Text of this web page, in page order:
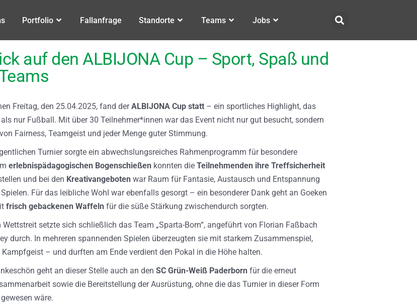
Portfolio Fallanfrage Standorte Teams Jobs
auf den ALBIJONA Cup – Sport, Spaß und
Freitag, den 25.04.2025, fand derALBIJONA Cup statt– ein sportliches Highlight, das
nur Fußball. Mit über 30 Teilnehmer*innen war das Event nicht nur gut besucht, sondern
Fairness, Teamgeist und jeder Menge guter Stimmung.
Turnier sorgte ein abwechslungsreiches Rahmenprogramm für besondere
erlebnispädagogischen Bogenschießen konnten die Teilnehmenden ihre Treffsicherheit
und bei den Kreativangeboten war Raum für Fantasie, Austausch und Entspannung
Für das leibliche Wohl war ebenfalls gesorgt – ein besonderer Dank geht an Goeken
frisch gebackenen Waffeln für die süße Stärkung zwischendurch sorgten.
setzte sich schließlich das Team „Sparta-Born“, angeführt von Florian Faßbach
durch. In mehreren spannenden Spielen überzeugten sie mit starkem Zusammenspiel,
– und durften am Ende verdient den Pokal in die Höhe halten.
geht an dieser Stelle auch an den SC Grün-Weiß Paderborn für die erneut
sowie die Bereitstellung der Ausrüstung, ohne die das Turnier in dieser Form
wäre.